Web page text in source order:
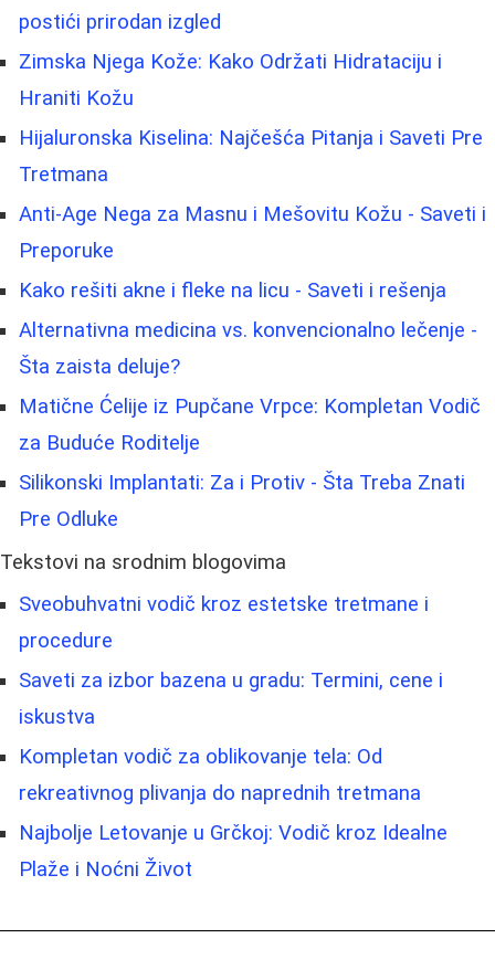
postići prirodan izgled
Zimska Njega Kože: Kako Održati Hidrataciju i
Hraniti Kožu
Hijaluronska Kiselina: Najčešća Pitanja i Saveti Pre
Tretmana
Anti-Age Nega za Masnu i Mešovitu Kožu - Saveti i
Preporuke
Kako rešiti akne i fleke na licu - Saveti i rešenja
Alternativna medicina vs. konvencionalno lečenje -
Šta zaista deluje?
Matične Ćelije iz Pupčane Vrpce: Kompletan Vodič
za Buduće Roditelje
Silikonski Implantati: Za i Protiv - Šta Treba Znati
Pre Odluke
Tekstovi na srodnim blogovima
Sveobuhvatni vodič kroz estetske tretmane i
procedure
Saveti za izbor bazena u gradu: Termini, cene i
iskustva
Kompletan vodič za oblikovanje tela: Od
rekreativnog plivanja do naprednih tretmana
Najbolje Letovanje u Grčkoj: Vodič kroz Idealne
Plaže i Noćni Život